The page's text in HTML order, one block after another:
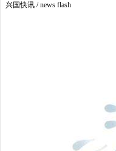
兴国快讯 /news flash